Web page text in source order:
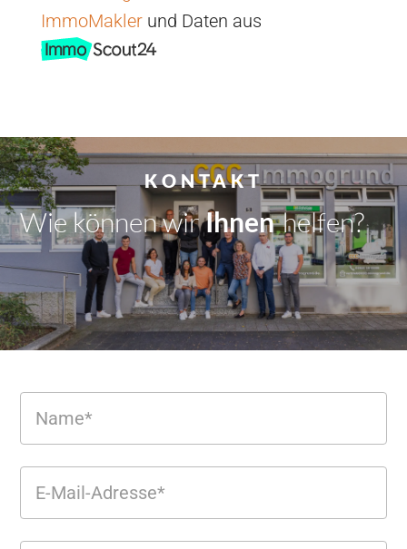
ImmoMaklerund Daten aus
KONTAKT
Wie können wirDir|helfen?